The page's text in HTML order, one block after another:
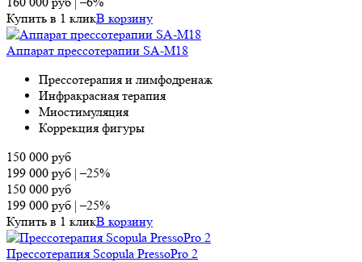
Купить в 1 кликВ корзину
Аппарат прессотерапии SA-M18
Прессотерапия и лимфодренаж
Инфракрасная терапия
Миостимуляция
Коррекция фигуры
150 000 руб
199 000 руб |–25%
150 000 руб
199 000 руб |–25%
Купить в 1 кликВ корзину
Прессотерапия Scopula PressoPro 2